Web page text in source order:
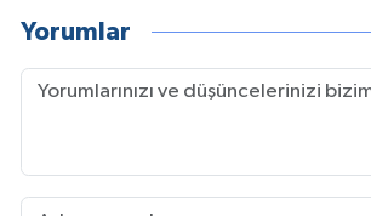
Yorumlar